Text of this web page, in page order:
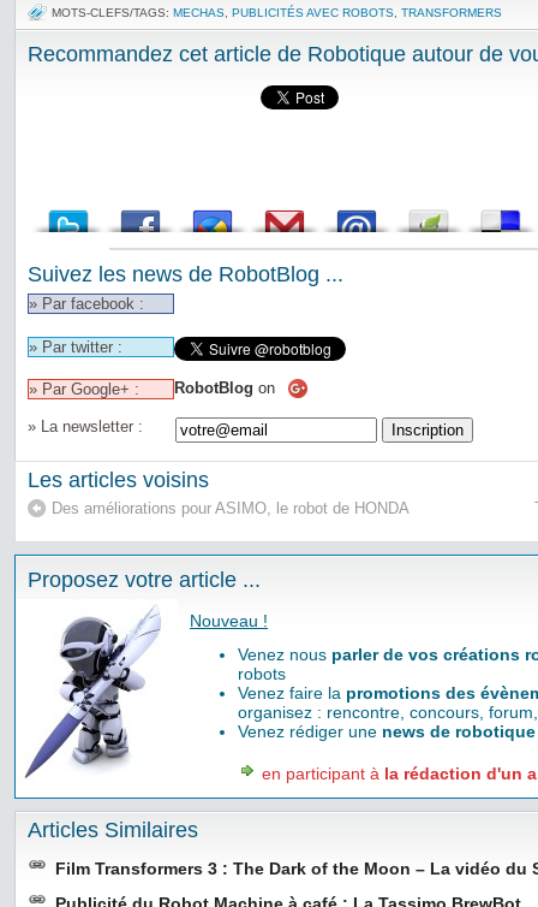
MOTS-CLEFS/TAGS: MECHAS PUBLICITÉS AVEC ROBOTS TRANSFORMERS
Recommandez cet article de Robotique autour de
Suivez les news de RobotBlog ...
» Par facebook :
» Par twitter :
» Par Google+ : RobotBlog on
» La newsletter :
Les articles voisins
Des améliorations pour ASIMO, le robot de HONDA
Proposez votre article ...
Nouveau !
Venez nous parler de vos créations
robots
Venez faire la promotions des
organisez : rencontre, concours,
Venez rédiger une news de robotique
en participant à la rédaction d'un
Articles Similaires
Film Transformers 3 : The Dark of the Moon – La vidéo du